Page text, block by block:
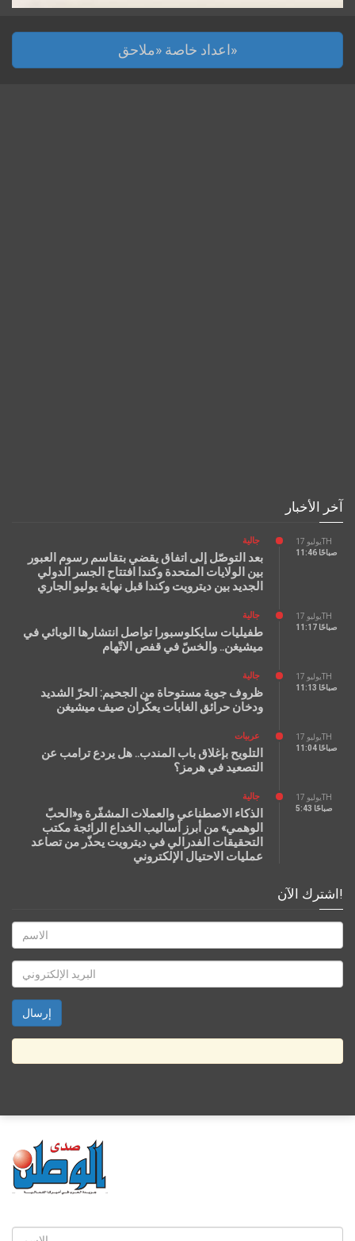
اعداد خاصة «ملاحق»
آخر الأخبار
يوليو 17TH
11:46 صباحًا
جالية
بعد التوصّل إلى اتفاق يقضي بتقاسم رسوم العبور
بين الولايات المتحدة وكندا افتتاح الجسر الدولي
الجديد بين ديترويت وكندا قبل نهاية يوليو الجاري
يوليو 17TH
11:17 صباحًا
جالية
طفيليات سايكلوسبورا تواصل انتشارها الوبائي في
ميشيغن.. والخسّ في قفص الاتّهام
يوليو 17TH
11:13 صباحًا
جالية
ظروف جوية مستوحاة من الجحيم: الحرّ الشديد
ودخان حرائق الغابات يعكّران صيف ميشيغن
يوليو 17TH
11:04 صباحًا
عربيات
التلويح بإغلاق باب المندب.. هل يردع ترامب عن
التصعيد في هرمز؟
يوليو 17TH
5:43 صباحًا
جالية
الذكاء الاصطناعي والعملات المشفّرة و«الحبّ
الوهمي» من أبرز أساليب الخداع الرائجة مكتب
التحقيقات الفدرالي في ديترويت يحذّر من تصاعد
عمليات الاحتيال الإلكتروني
اشترك الآن!